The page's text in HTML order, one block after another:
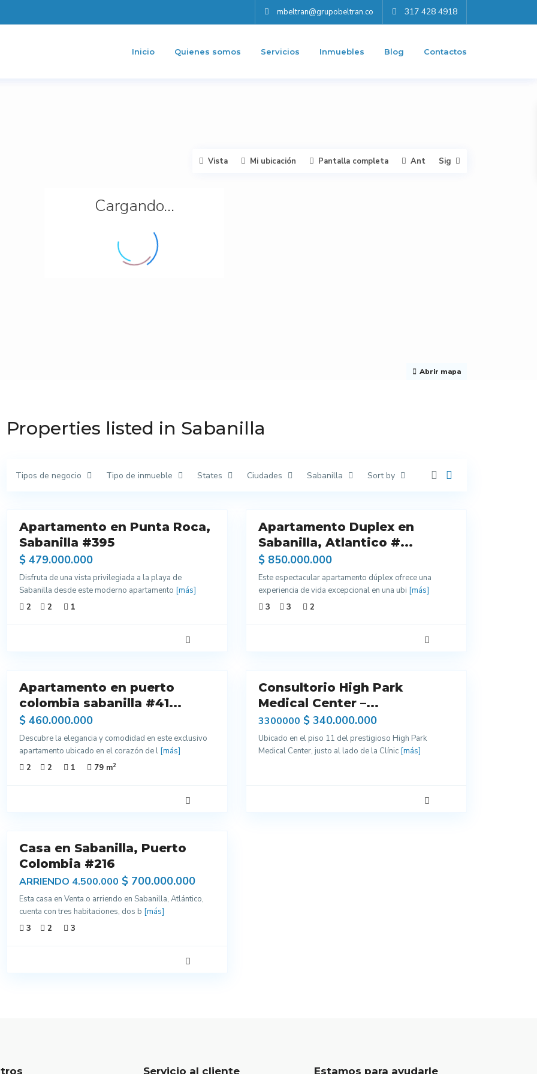
mbeltran@grupobeltran.co 317 428 4918
Inicio Quienes somos Servicios Inmuebles Blog Contactos
Cargando...
Abrir mapa
Vista Mi ubicación Pantalla completa Ant Sig
Properties listed in Sabanilla
Tipos de negocio Tipo de inmueble States Ciudades Sabanilla Sort by
Apartamento en Punta Roca,
Sabanilla #395
$ 479.000.000
Disfruta de una vista privilegiada a la playa de
Sabanilla desde este moderno apartamento [más]
2
2 1
Apartamento Duplex en
Sabanilla, Atlantico #...
$ 850.000.000
Este espectacular apartamento dúplex ofrece una
experiencia de vida excepcional en una ubi [más]
3
3 2
Apartamento en puerto
colombia sabanilla #41...
$ 460.000.000
Descubre la elegancia y comodidad en este exclusivo
apartamento ubicado en el corazón de l [más]
2
2 1 79 m2
Consultorio High Park
Medical Center –...
3300000 $ 340.000.000
Ubicado en el piso 11 del prestigioso High Park
Medical Center, justo al lado de la Clínic [más]
Casa en Sabanilla, Puerto
Colombia #216
ARRIENDO 4.500.000 $ 700.000.000
Esta casa en Venta o arriendo en Sabanilla, Atlántico,
cuenta con tres habitaciones, dos b [más]
3
2 3
Servicio al cliente Estamos para ayudarle